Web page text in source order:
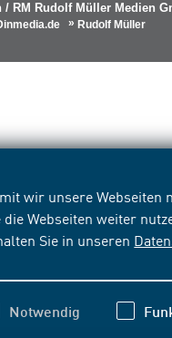
wir unsere Webseiten
die Webseiten weiter
Sie in unseren
Notwendig
RM Rudolf Müller Medien
Rudolf Müller